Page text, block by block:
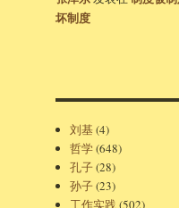
坏制度
刘基(4)
哲学(648)
孔子(28)
孙子(23)
工作实践(502)